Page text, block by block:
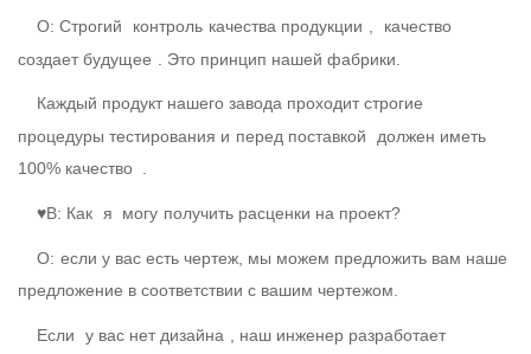
О: Строгий контроль качества продукции ,
качество
создает будущее . Это принцип нашей фабрики.
Каждый продукт нашего завода проходит строгие
процедуры тестирования и перед поставкой
должен иметь
100% качество .
♥В: Как я могу получить расценки на проект?
О: если у вас есть чертеж, мы можем предложить вам наше
предложение в соответствии с вашим чертежом.
Если у вас нет дизайна , наш инженер разработает